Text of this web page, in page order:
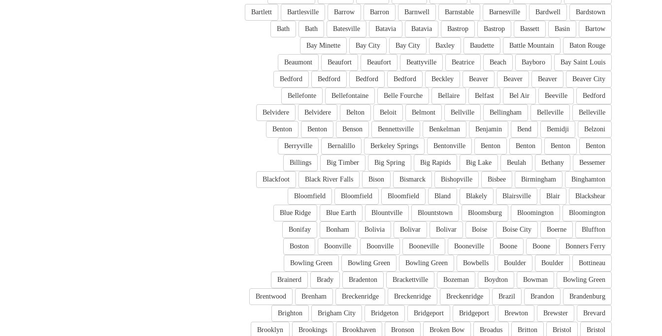
Bardstown
Bardwell
Barnesville
Barnstable
Barnwell
Barron
Barrow
Bartlesville
Bartlett
Bartow
Basin
Bassett
Bastrop
Bastrop
Batavia
Batavia
Batesville
Bath
Bath
Baton Rouge
Battle Mountain
Baudette
Baxley
Bay City
Bay City
Bay Minette
Bay Saint Louis
Bayboro
Beach
Beatrice
Beattyville
Beaufort
Beaufort
Beaumont
Beaver City
Beaver
Beaver
Beaver
Beckley
Bedford
Bedford
Bedford
Bedford
Bedford
Beeville
Bel Air
Belfast
Bellaire
Belle Fourche
Bellefontaine
Bellefonte
Belleville
Belleville
Bellingham
Bellville
Belmont
Beloit
Belton
Belvidere
Belvidere
Belzoni
Bemidji
Bend
Benjamin
Benkelman
Bennettsville
Benson
Benton
Benton
Benton
Benton
Benton
Benton
Bentonville
Berkeley Springs
Bernalillo
Berryville
Bessemer
Bethany
Beulah
Big Lake
Big Rapids
Big Spring
Big Timber
Billings
Binghamton
Birmingham
Bisbee
Bishopville
Bismarck
Bison
Black River Falls
Blackfoot
Blackshear
Blair
Blairsville
Blakely
Bland
Bloomfield
Bloomfield
Bloomfield
Bloomington
Bloomington
Bloomsburg
Blountstown
Blountville
Blue Earth
Blue Ridge
Bluffton
Boerne
Boise City
Boise
Bolivar
Bolivar
Bolivia
Bonham
Bonifay
Bonners Ferry
Boone
Boone
Booneville
Booneville
Boonville
Boonville
Boston
Bottineau
Boulder
Boulder
Bowbells
Bowling Green
Bowling Green
Bowling Green
Bowling Green
Bowman
Boydton
Bozeman
Brackettville
Bradenton
Brady
Brainerd
Brandenburg
Brandon
Brazil
Breckenridge
Breckenridge
Breckenridge
Brenham
Brentwood
Brevard
Brewster
Brewton
Bridgeport
Bridgeport
Bridgeton
Brigham City
Brighton
Bristol
Bristol
Britton
Broadus
Broken Bow
Bronson
Brookhaven
Brookings
Brooklyn